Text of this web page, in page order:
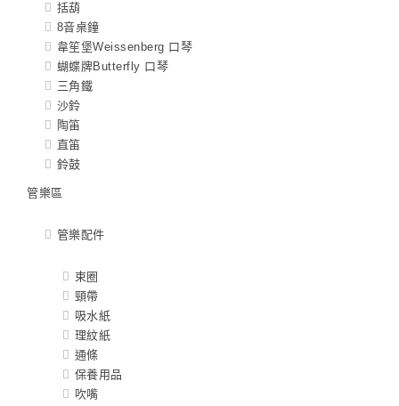
括葫
8音桌鐘
韋笙堡Weissenberg 口琴
蝴蝶牌Butterfly 口琴
三角鐵
沙鈴
陶笛
直笛
鈴鼓
管樂區
管樂配件
束圈
頸帶
吸水紙
理紋紙
通條
保養用品
吹嘴